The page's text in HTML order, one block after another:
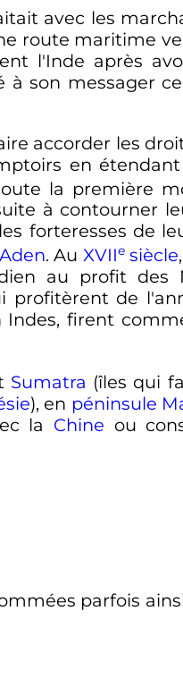
avec les
route maritime
l'Inde après
à son messager
accorder les
en
la première
à contourner
forteresses de
. Au XVIIesiècle
au profit des
profitèrent de
Indes, firent
Sumatra (îles qui
), en péninsule
la Chine ou
parfois